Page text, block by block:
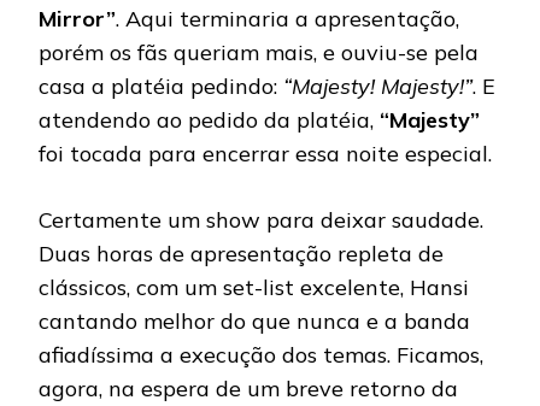
Mirror”. Aqui terminaria a apresentação,
porém os fãs queriam mais, e ouviu-se pela
casa a platéia pedindo: “Majesty! Majesty!”. E
atendendo ao pedido da platéia, “Majesty”
foi tocada para encerrar essa noite especial.
Certamente um show para deixar saudade.
Duas horas de apresentação repleta de
clássicos, com um set-list excelente, Hansi
cantando melhor do que nunca e a banda
afiadíssima a execução dos temas. Ficamos,
agora, na espera de um breve retorno da